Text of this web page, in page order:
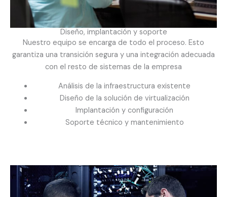
Diseño, implantación y soporte
Nuestro equipo se encarga de todo el proceso. Esto
garantiza una transición segura y una integración adecuada
con el resto de sistemas de la empresa
Análisis de la infraestructura existente
Diseño de la solución de virtualización
Implantación y configuración
Soporte técnico y mantenimiento